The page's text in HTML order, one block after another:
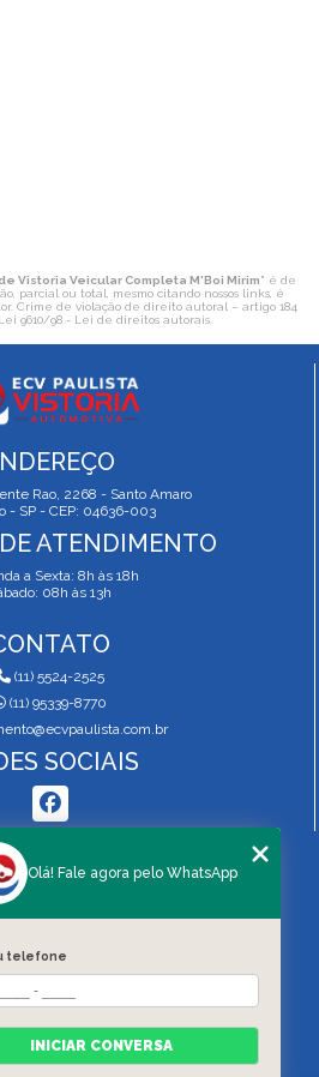
Vistoria Veicular Completa M'Boi Mirim" é de
parcial ou total, mesmo citando nossos links, é
Crime de violação de direito autoral – artigo 184
Lei 9610/98 - Lei de direitos autorais.
Rao, 2268 - Santo Amaro
- SP - CEP: 04636-003
ATENDIMENTO
a Sexta: 8h às 18h
08h às 13h
(11) 5524-2525
(11) 95339-8770
SOCIAIS
MENU
QUEM SOMOS
SERVIÇOS
BLOG
DE VISTORIA
Olá! Fale agora pelo WhatsApp
telefone
INICIAR CONVERSA